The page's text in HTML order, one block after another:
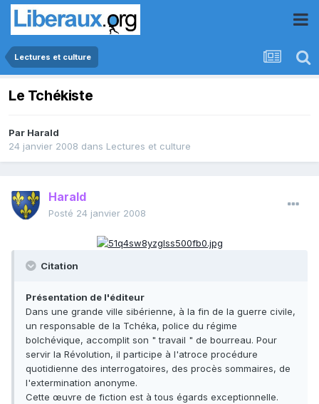
Lectures et culture
Le Tchékiste
Par Harald
24 janvier 2008 dans Lectures et culture
Harald
Posté 24 janvier 2008
Citation
Présentation de l'éditeur
Dans une grande ville sibérienne, à la fin de la guerre civile,
un responsable de la Tchéka, police du régime
bolchévique, accomplit son " travail " de bourreau. Pour
servir la Révolution, il participe à l'atroce procédure
quotidienne des interrogatoires, des procès sommaires, de
l'extermination anonyme.
Cette œuvre de fiction est à tous égards exceptionnelle.